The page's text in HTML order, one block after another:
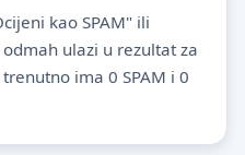
kao SPAM" ili
ulazi u rezultat za
ima 0 SPAM i 0